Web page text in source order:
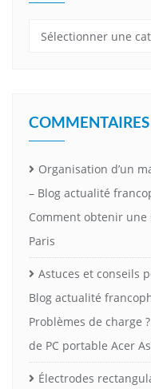
Catégories
COMMENTAIRES
Organisation d’un
– Blog actualité
Comment obtenir
Paris
Astuces et conseils
Blog actualité
Problèmes de charge
de PC portable Acer
Électrodes